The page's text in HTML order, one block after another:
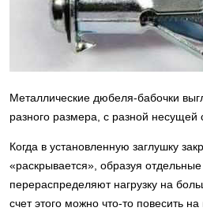
Металлические дюбеля-бабочки
разного размера, с разной несущей
Когда в установленную заглушку
«раскрывается», образуя
перераспределяют нагрузку на
счет этого можно что-то повесить на